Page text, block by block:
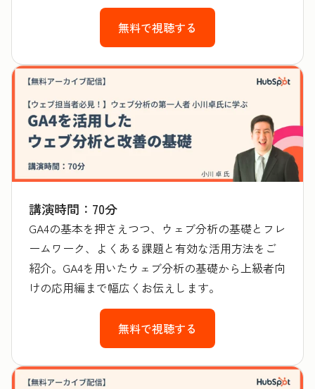
無料で視聴する
講演時間：70分
GA4の基本を押さえつつ、ウェブ分析の基礎とフレ
ームワーク、よくある課題と有効な活用方法をご
紹介。GA4を用いたウェブ分析の基礎から上級者向
けの応用編まで幅広くお伝えします。
無料で視聴する